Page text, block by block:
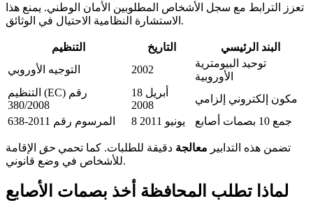
تعزز الترابط مع سجل الأشخاص المطلوبين الأمان الوطني. يمنع هذا
الاستشارة النظامية الاحتيال في الوثائق.
التنظيم التاريخ
البند الرئيسي
التوجيه الأوروبي
2002
توحيد البيومترية
الأوروبية
التنظيم (EC) رقم
380/2008
18 أبريل
2008
مكون إلكتروني إلزامي
المرسوم رقم 2011-638
8 يونيو 2011 جمع 10 بصمات أصابع
تضمن هذه التدابير معالجة دقيقة للطلبات. كما تحمي حق الإقامة
للأشخاص في وضع قانوني.
لماذا تطلب المحافظة أخذ بصمات الأصابع